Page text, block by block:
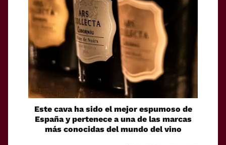
Este cava ha sido el mejor espumoso de
España y pertenece a una de las marcas
más conocidas del mundo del vino